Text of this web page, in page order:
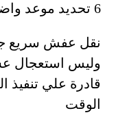
6 تحديد موعد واضح للتنفيذ
نقل عفش سريع
وليس استعجال
قادرة علي
الوقت